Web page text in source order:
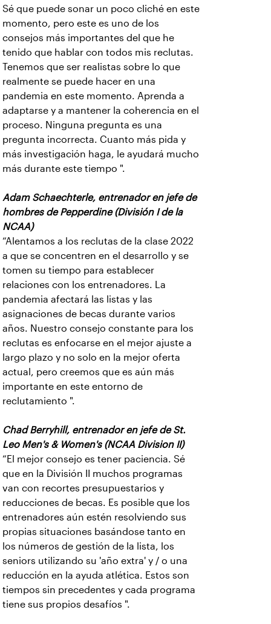
Sé que puede sonar un poco cliché en este
momento, pero este es uno de los
consejos más importantes del que he
tenido que hablar con todos mis reclutas.
Tenemos que ser realistas sobre lo que
realmente se puede hacer en una
pandemia en este momento. Aprenda a
adaptarse y a mantener la coherencia en el
proceso. Ninguna pregunta es una
pregunta incorrecta. Cuanto más pida y
más investigación haga, le ayudará mucho
más durante este tiempo ".
Adam Schaechterle, entrenador en jefe de
hombres de Pepperdine (División I de la
NCAA)
“Alentamos a los reclutas de la clase 2022
a que se concentren en el desarrollo y se
tomen su tiempo para establecer
relaciones con los entrenadores. La
pandemia afectará las listas y las
asignaciones de becas durante varios
años. Nuestro consejo constante para los
reclutas es enfocarse en el mejor ajuste a
largo plazo y no solo en la mejor oferta
actual, pero creemos que es aún más
importante en este entorno de
reclutamiento ".
Chad Berryhill, entrenador en jefe de St.
Leo Men's & Women's (NCAA Division II)
“El mejor consejo es tener paciencia. Sé
que en la División II muchos programas
van con recortes presupuestarios y
reducciones de becas. Es posible que los
entrenadores aún estén resolviendo sus
propias situaciones basándose tanto en
los números de gestión de la lista, los
seniors utilizando su 'año extra' y / o una
reducción en la ayuda atlética. Estos son
tiempos sin precedentes y cada programa
tiene sus propios desafíos ".